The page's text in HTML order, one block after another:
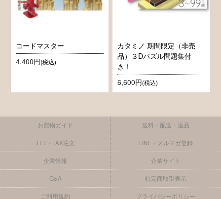
コードマスター
4,400円(税込)
カタミノ 期間限定（非売
品）３Dパズル問題集付
き！
6,600円(税込)
お買物ガイド 送料・配送・返品
TEL・FAX注文 LINE・メルマガ登録
企業情報 企業サイト
Q&A 特定商取引表示
ご利用規約 プライバシーポリシー